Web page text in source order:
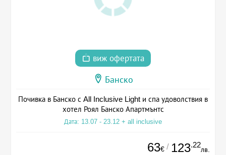
виж офертата
Банско
Почивка в Банско с All Inclusive Light и спа удоволствия в
хотел Роял Банско Апартмънтс
Дата: 13.07 - 23.12 + all inclusive
63€ / 123.22
лв.